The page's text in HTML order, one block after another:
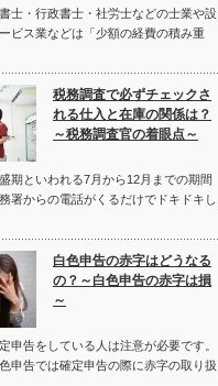
士・行政書士・社労士などの士業や設
ビス業などは「少額の経費の積み重
税務調査で必ずチェックさ
れる仕入と在庫の関係は？
～税務調査官の着眼点～
期といわれる7月から12月までの期間
署からの電話がくるだけでドキドキし
白色申告の赤字はどうなる
の？～白色申告の赤字は損
～
申告をしている人は注意が必要です。
申告では確定申告の際に赤字の取り扱